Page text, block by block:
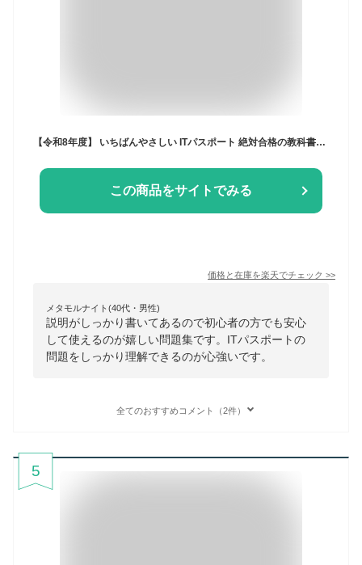
【令和8年度】 いちばんやさしい ITパスポート 絶対合格の教科書＋出る順問題集 [ 高橋 京介 ]
この商品をサイトでみる
価格と在庫を楽天でチェック >>
メタモルナイト(40代・男性)
説明がしっかり書いてあるので初心者の方でも安心
して使えるのが嬉しい問題集です。ITパスポートの
問題をしっかり理解できるのが心強いです。
全てのおすすめコメント（2件）
5